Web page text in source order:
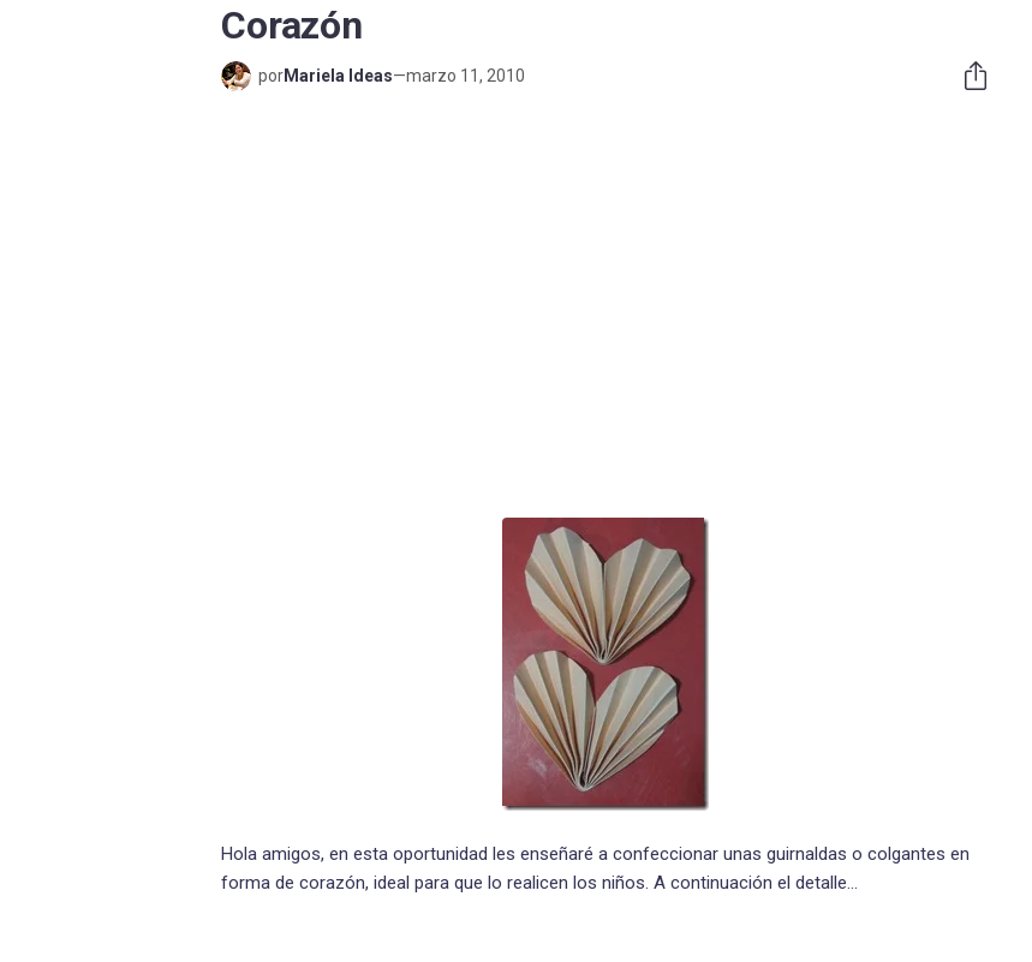
Corazón
porMariela Ideas—marzo 11, 2010
Hola amigos, en esta oportunidad les enseñaré a confeccionar unas guirnaldas o colgantes en
forma de corazón, ideal para que lo realicen los niños. A continuación el detalle…